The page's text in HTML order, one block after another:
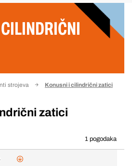
strojeva Konusni i cilindrični zatici
zatici
1 pogodaka